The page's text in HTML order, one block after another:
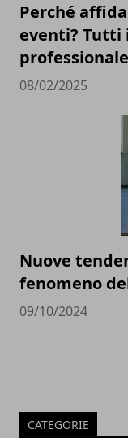
Perché
eventi? Tutti
professionale
08/02/2025
Nuove
fenomeno
09/10/2024
CATEGORIE